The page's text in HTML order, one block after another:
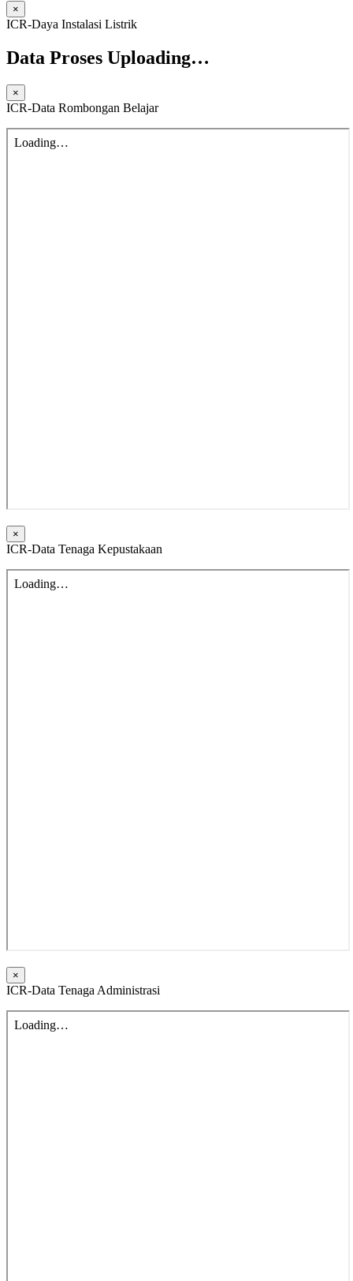
×
ICR-Daya Instalasi Listrik
Data Proses Uploading…
×
ICR-Data Rombongan Belajar
×
ICR-Data Tenaga Kepustakaan
×
ICR-Data Tenaga Administrasi